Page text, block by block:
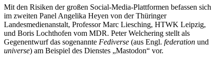
Mit den Risiken der großen Social-Media-Plattformen befassen sich
im zweiten Panel Angelika Heyen von der Thüringer
Landesmedienanstalt, Professor Marc Liesching, HTWK Leipzig,
und Boris Lochthofen vom MDR. Peter Welchering stellt als
Gegenentwurf das sogenannte Fediverse (aus Engl. federation und
universe) am Beispiel des Dienstes „Mastodon“ vor.